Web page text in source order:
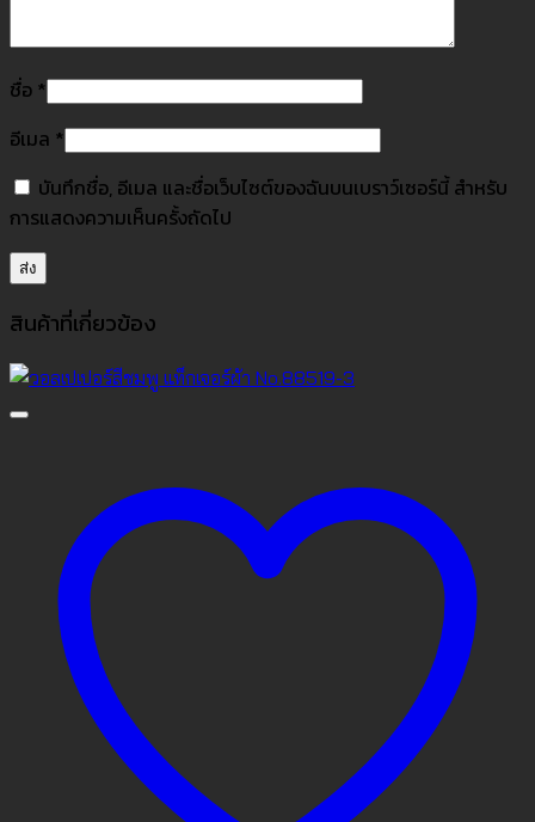
ชื่อ *
อีเมล *
บันทึกชื่อ, อีเมล และชื่อเว็บไซต์ของฉันบนเบราว์เซอร์นี้ สำหรับ
การแสดงความเห็นครั้งถัดไป
สินค้าที่เกี่ยวข้อง